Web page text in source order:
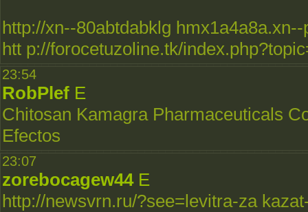
http://xn--80abtdabklg
htt p://forocetuzoline.tk/
23:54
RobPlef E
Chitosan Kamagra Pharmaceuticals
Efectos
23:07
zorebocagew44 E
http://newsvrn.ru/?see=levitra-za